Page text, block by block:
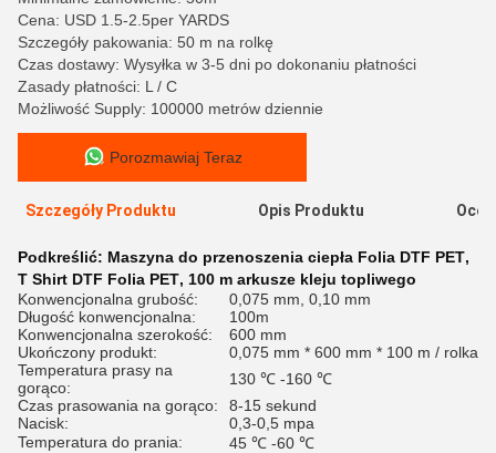
Cena: USD 1.5-2.5per YARDS
Szczegóły pakowania: 50 m na rolkę
Czas dostawy: Wysyłka w 3-5 dni po dokonaniu płatności
Zasady płatności: L / C
Możliwość Supply: 100000 metrów dziennie
Porozmawiaj Teraz
Szczegóły Produktu Opis Produktu
Podkreślić: Maszyna do przenoszenia ciepła Folia DTF PET,
T Shirt DTF Folia PET, 100 m arkusze kleju topliwego
Konwencjonalna grubość:
0,075 mm, 0,10 mm
Długość konwencjonalna:
100m
Konwencjonalna szerokość:
600 mm
Ukończony produkt:
0,075 mm * 600 mm * 100 m / rolka
Temperatura prasy na
gorąco:
130 ℃ -160 ℃
Czas prasowania na gorąco:
8-15 sekund
Nacisk:
0,3-0,5 mpa
Temperatura do prania:
45 ℃ -60 ℃